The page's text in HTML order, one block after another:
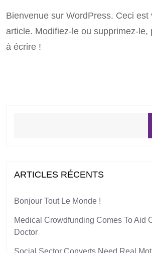
Bienvenue sur WordPress. Ceci est
article. Modifiez-le ou supprimez-le,
à écrire !
ARTICLES RÉCENTS
Bonjour Tout Le Monde !
Medical Crowdfunding Comes To Aid
Doctor
Social Sector Converts Need Real